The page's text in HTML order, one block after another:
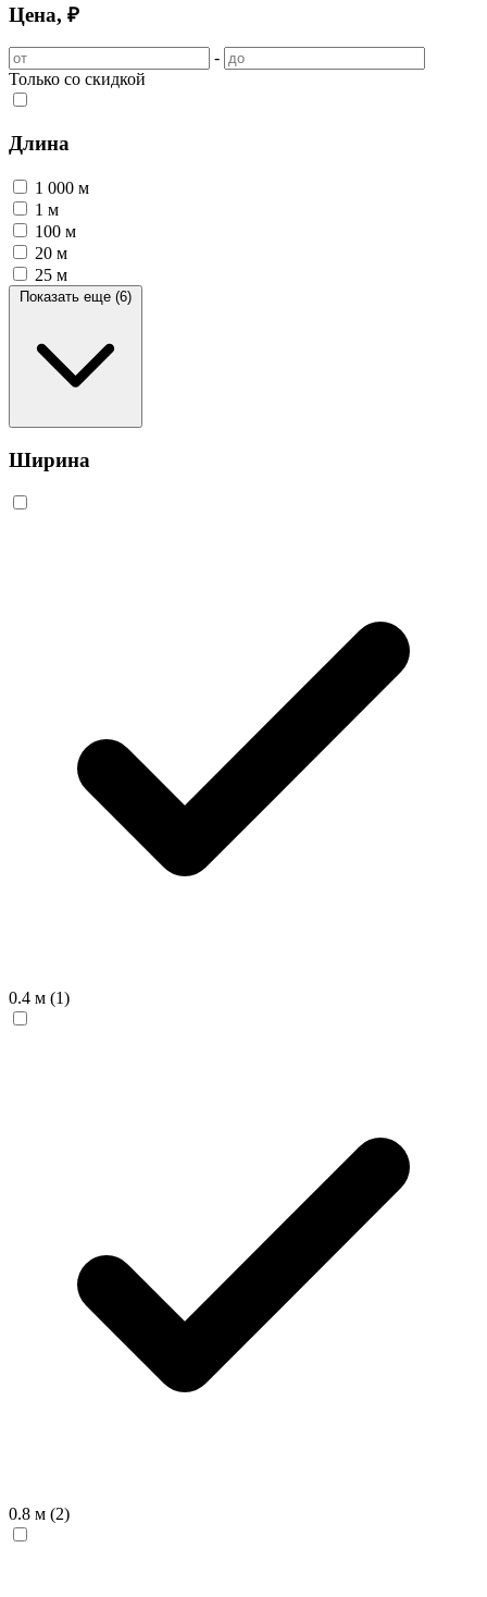
Цена, ₽
-
Только со скидкой
Длина
1 000 м
1 м
100 м
20 м
25 м
Показать еще (6)
Ширина
0.4 м (1)
0.8 м (2)